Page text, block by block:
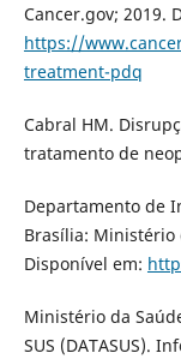
Cancer.gov; 2019.
https://
treatment-pdq
Cabral HM.
tratamento de
Departamento de
Brasília: Ministério
Disponível em:
Ministério da
SUS (DATASUS).